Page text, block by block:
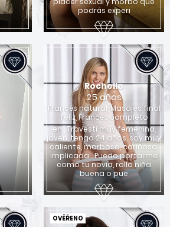
podrás experi
Rochelle
25 años
Francés natural, Masajes final
feliz, Francés completo
en , Travesti muy femenina,
joven, tengo 24 años, soy muy
caliente, morbosa, cariñosa,
implicada… Puedo portarme
como tu novia, rollo niña
buena o pue
OVĚŘENO